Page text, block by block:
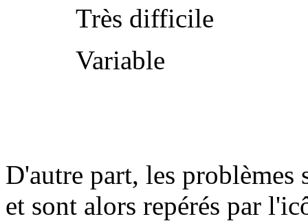
Très difficile
Variable
D'autre part, les problèmes
et sont alors repérés par